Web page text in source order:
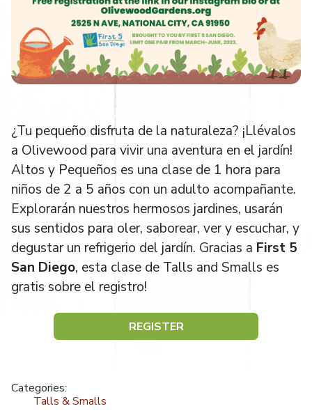
¿Tu pequeño disfruta de la naturaleza? ¡Llévalos
a Olivewood para vivir una aventura en el jardín!
Altos y Pequeños es una clase de 1 hora para
niños de 2 a 5 años con un adulto acompañante.
Explorarán nuestros hermosos jardines, usarán
sus sentidos para oler, saborear, ver y escuchar, y
degustar un refrigerio del jardín. Gracias a First 5
San Diego, esta clase de Talls and Smalls es
gratis sobre el registro!
REGISTER
Categories:
Talls & Smalls